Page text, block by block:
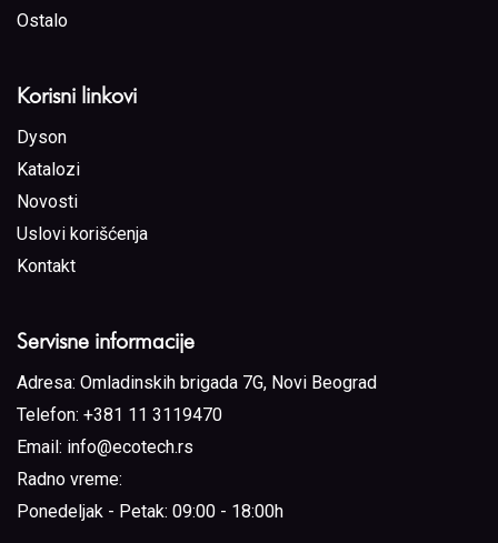
Ostalo
Korisni linkovi
Dyson
Katalozi
Novosti
Uslovi korišćenja
Kontakt
Servisne informacije
Adresa: Omladinskih brigada 7G, Novi Beograd
Telefon: +381 11 3119470
Email: info@ecotech.rs
Radno vreme:
Ponedeljak - Petak: 09:00 - 18:00h